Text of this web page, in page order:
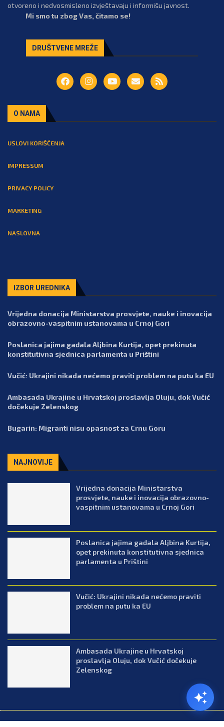
otvoreno i nedvosmisleno izvještavaju i informišu javnost.
Mi smo tu zbog Vas, čitamo se!
DRUŠTVENE MREŽE
O NAMA
USLOVI KORIŠĆENJA
IMPRESSUM
PRIVACY POLICY
MARKETING
NASLOVNA
IZBOR UREDNIKA
Vrijedna donacija Ministarstva prosvjete, nauke i inovacija
obrazovno-vaspitnim ustanovama u Crnoj Gori
Poslanica jajima gađala Aljbina Kurtija, opet prekinuta
konstitutivna sjednica parlamenta u Prištini
Vučić: Ukrajini nikada nećemo praviti problem na putu ka EU
Ambasada Ukrajine u Hrvatskoj proslavlja Oluju, dok Vučić
dočekuje Zelenskog
Bugarin: Migranti nisu opasnost za Crnu Goru
NAJNOVIJE
Vrijedna donacija Ministarstva
prosvjete, nauke i inovacija obrazovno-
vaspitnim ustanovama u Crnoj Gori
Poslanica jajima gađala Aljbina Kurtija,
opet prekinuta konstitutivna sjednica
parlamenta u Prištini
Vučić: Ukrajini nikada nećemo praviti
problem na putu ka EU
Ambasada Ukrajine u Hrvatskoj
proslavlja Oluju, dok Vučić dočekuje
Zelenskog